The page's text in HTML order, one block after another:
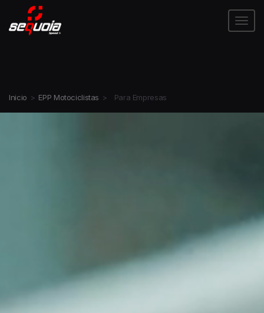
Inicio > EPP Motociclistas > Para Empresas